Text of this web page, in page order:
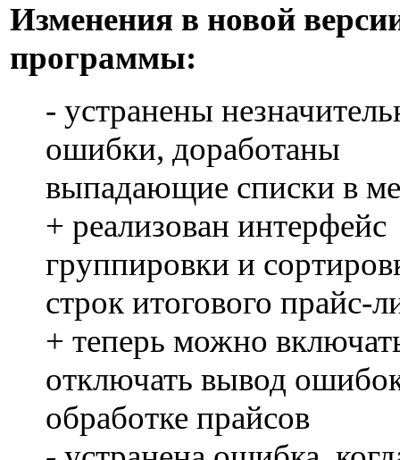
Изменения в новой
программы:
- устранены
ошибки, доработаны
выпадающие списки в
+ реализован интерфейс
группировки и
строк итогового прайс-
+ теперь можно
отключать вывод
обработке прайсов